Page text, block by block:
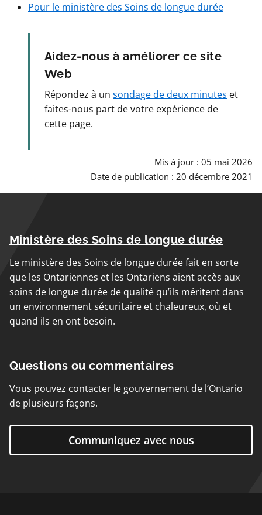
Pour le ministère des Soins de longue durée
Aidez-nous à améliorer ce site
Web
Répondez à un sondage de deux minutes et
faites-nous part de votre expérience de
cette page.
Mis à jour : 05 mai 2026
Date de publication : 20 décembre 2021
Ministère des Soins de longue durée
Le ministère des Soins de longue durée fait en sorte
que les Ontariennes et les Ontariens aient accès aux
soins de longue durée de qualité qu’ils méritent dans
un environnement sécuritaire et chaleureux, où et
quand ils en ont besoin.
Questions ou commentaires
Vous pouvez contacter le gouvernement de l’Ontario
de plusieurs façons.
Communiquez avec nous